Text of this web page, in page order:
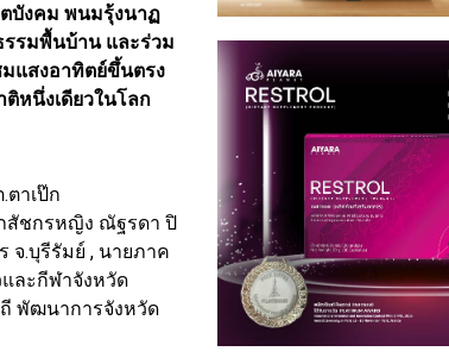
บังคม พนมรุ้งนาฏ
รรมพื้นบ้าน และร่วม
แสงอาทิตย์ขึ้นตรง
หนึ่งเดียวในโลก
าเป๊ก
ภสัชกรหญิง ณัฐรดา ปิ
จ.บุรีรัมย์ , นายภาค
ละกีฬาจังหวัด
พัฒนาการจังหวัด